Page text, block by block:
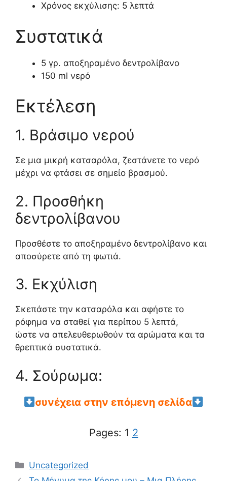
Χρόνος εκχύλισης: 5 λεπτά
Συστατικά
5 γρ. αποξηραμένο δεντρολίβανο
150 ml νερό
Εκτέλεση
1. Βράσιμο νερού
Σε μια μικρή κατσαρόλα, ζεστάνετε το νερό
μέχρι να φτάσει σε σημείο βρασμού.
2. Προσθήκη
δεντρολίβανου
Προσθέστε το αποξηραμένο δεντρολίβανο και
αποσύρετε από τη φωτιά.
3. Εκχύλιση
Σκεπάστε την κατσαρόλα και αφήστε το
ρόφημα να σταθεί για περίπου 5 λεπτά,
ώστε να απελευθερωθούν τα αρώματα και τα
θρεπτικά συστατικά.
4. Σούρωμα:
συνέχεια στην επόμενη σελίδα
Pages: 1 2
Categories
Uncategorized